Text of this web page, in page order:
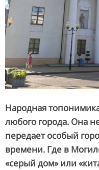
Народная
любого города. Она
передает особый
времени. Где в
«серый дом» или